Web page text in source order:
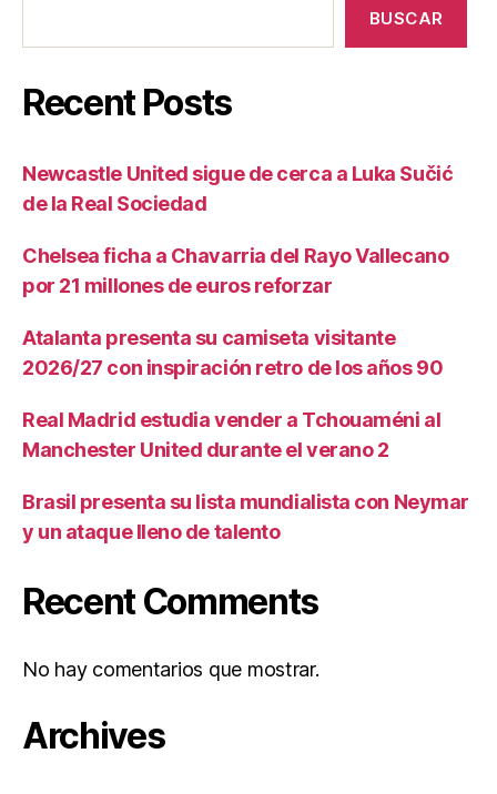
BUSCAR
Recent Posts
Newcastle United sigue de cerca a Luka Sučić
de la Real Sociedad
Chelsea ficha a Chavarria del Rayo Vallecano
por 21 millones de euros reforzar
Atalanta presenta su camiseta visitante
2026/27 con inspiración retro de los años 90
Real Madrid estudia vender a Tchouaméni al
Manchester United durante el verano 2
Brasil presenta su lista mundialista con Neymar
y un ataque lleno de talento
Recent Comments
No hay comentarios que mostrar.
Archives